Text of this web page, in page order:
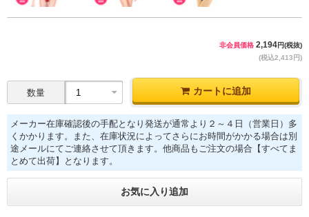
非会員価格 2,194円(税抜)
(税込2,413円)
数量 カートに追加
メーカー在庫確認後の手配となり発送が通常より２～４日（営業日）多
くかかります。また、在庫状況によってさらにお時間がかかる場合は別
途メールにてご連絡させて頂きます。他商品もご注文の場合【すべてま
とめて出荷】となります。
お気に入り追加